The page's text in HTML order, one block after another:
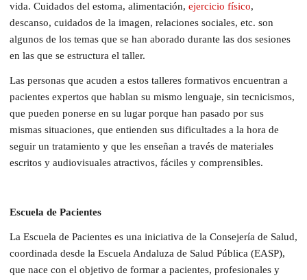
vida. Cuidados del estoma, alimentación, ejercicio físico,
descanso, cuidados de la imagen, relaciones sociales, etc. son
algunos de los temas que se han aborado durante las dos sesiones
en las que se estructura el taller.
Las personas que acuden a estos talleres formativos encuentran a
pacientes expertos que hablan su mismo lenguaje, sin tecnicismos,
que pueden ponerse en su lugar porque han pasado por sus
mismas situaciones, que entienden sus dificultades a la hora de
seguir un tratamiento y que les enseñan a través de materiales
escritos y audiovisuales atractivos, fáciles y comprensibles.
Escuela de Pacientes
La Escuela de Pacientes es una iniciativa de la Consejería de Salud,
coordinada desde la Escuela Andaluza de Salud Pública (EASP),
que nace con el objetivo de formar a pacientes, profesionales y